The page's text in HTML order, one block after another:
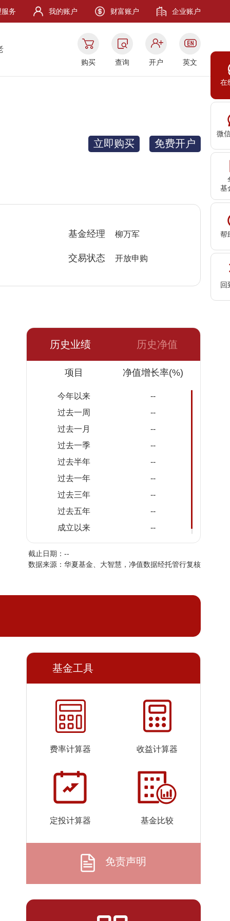
在
微
基
帮
回
务 我的账户 财富账户 企业账户
购买 查询 开户 英文
立即购买 免费开户
基金经理 柳万军
交易状态 开放申购
历史业绩 历史净值
项目 净值增长率(%)
今年以来
--
过去一周
--
过去一月
--
过去一季
--
过去半年
--
过去一年
--
过去三年
--
过去五年
--
成立以来
--
净值
截止日期：--
数据来源：华夏基金、大智慧，净值数据经托管行复核
基金工具
费率计算器 收益计算器
定投计算器 基金比较
免责声明